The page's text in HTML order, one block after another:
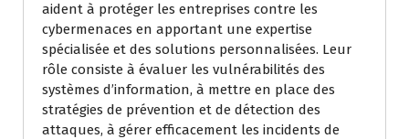
aident à protéger les entreprises contre les
cybermenaces en apportant une expertise
spécialisée et des solutions personnalisées. Leur
rôle consiste à évaluer les vulnérabilités des
systèmes d’information, à mettre en place des
stratégies de prévention et de détection des
attaques, à gérer efficacement les incidents de